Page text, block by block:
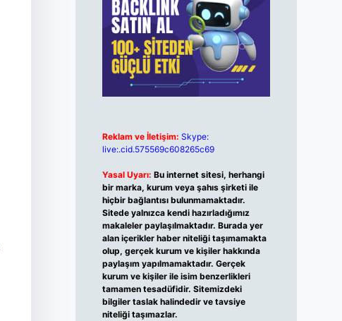
Reklam ve İletişim: Skype:
live:.cid.575569c608265c69
Yasal Uyarı: Bu internet sitesi, herhangi
bir marka, kurum veya şahıs şirketi ile
hiçbir bağlantısı bulunmamaktadır.
Sitede yalnızca kendi hazırladığımız
makaleler paylaşılmaktadır. Burada yer
alan içerikler haber niteliği taşımamakta
olup, gerçek kurum ve kişiler hakkında
paylaşım yapılmamaktadır. Gerçek
kurum ve kişiler ile isim benzerlikleri
tamamen tesadüfidir. Sitemizdeki
bilgiler taslak halindedir ve tavsiye
niteliği taşımazlar.